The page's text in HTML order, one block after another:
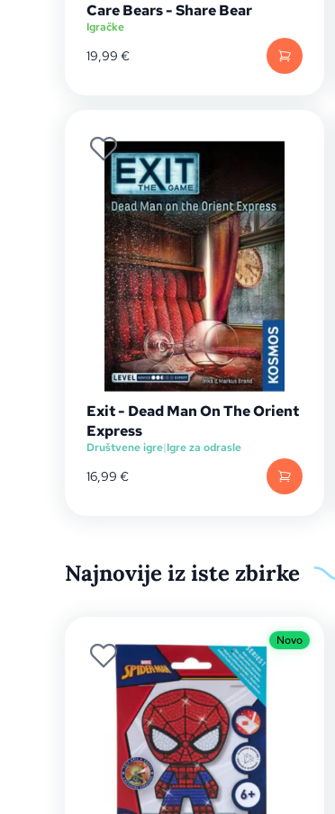
Care Bears - Share Bear
Igračke
19,99 €
Exit - Dead Man On The Orient
Express
Društvene igre|Igre za odrasle
16,99 €
Najnovije iz iste zbirke
Novo